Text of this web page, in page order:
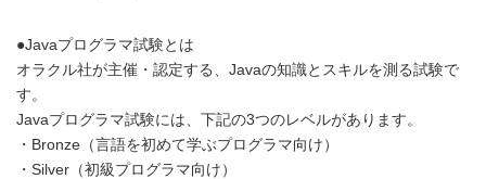
●Javaプログラマ試験とは
オラクル社が主催・認定する、Javaの知識とスキルを測る試験で
す。
Javaプログラマ試験には、下記の3つのレベルがあります。
・Bronze（言語を初めて学ぶプログラマ向け）
・Silver（初級プログラマ向け）